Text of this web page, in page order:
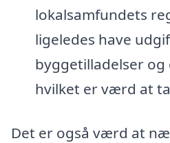
lokalsamfundets
ligeledes have
byggetilladelser og
hvilket er værd at
Det er også værd at